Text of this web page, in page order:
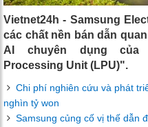
Vietnet24h - Samsung
các chất nền bán dẫn
AI chuyên dụng của
Processing Unit (LPU)".
Chi phí nghiên cứu và phát
nghìn tỷ won
Samsung củng cố vị thế dẫn